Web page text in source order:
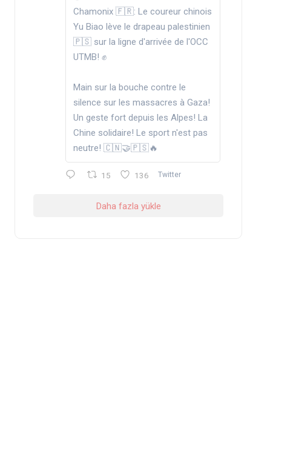
Chamonix 🇫🇷: Le coureur chinois
Yu Biao lève le drapeau palestinien
🇵🇸 sur la ligne d'arrivée de l'OCC
UTMB! ✊️
Main sur la bouche contre le
silence sur les massacres à Gaza!
Un geste fort depuis les Alpes! La
Chine solidaire! Le sport n'est pas
neutre! 🇨🇳🤝🇵🇸🔥
15 136 Twitter
Daha fazla yükle